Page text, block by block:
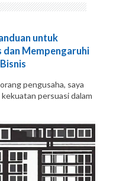
untuk
dan Mempengaruhi
pengusaha, saya
persuasi dalam